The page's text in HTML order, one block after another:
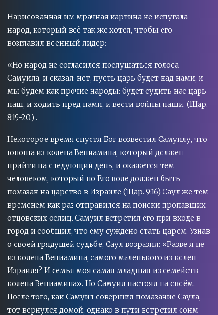
Нарисованная им мрачная картина не испугала
народ, который всё так же хотел, чтобы его
возглавил военный лидер:
«Но народ не согласился послушаться голоса
Самуила, и сказал: нет, пусть царь будет над нами, и
мы будем как прочие народы: будет судить нас царь
наш, и ходить пред нами, и вести войны наши. (1Цар.
8:19-20.) .
Некоторое время спустя Бог возвестил Самуилу, что
юноша из колена Вениамина, который должен
прийти на следующий день, и окажется тем
человеком, который по Его воле должен быть
помазан на царство в Израиле (1Цар. 9:16) Саул же тем
временем как раз отправился на поиски пропавших
отцовских ослиц. Самуил встретил его при входе в
город и сообщил, что ему суждено стать царём. Узнав
о своей грядущей судьбе, Саул возразил: «Разве я не
из колена Вениамина, самого маленького из колен
Израиля? И семья моя самая младшая из семейств
колена Вениамина». Но Самуил настоял на своём.
После того, как Самуил совершил помазание Саула,
тот вернулся домой, однако в пути встретил сонм